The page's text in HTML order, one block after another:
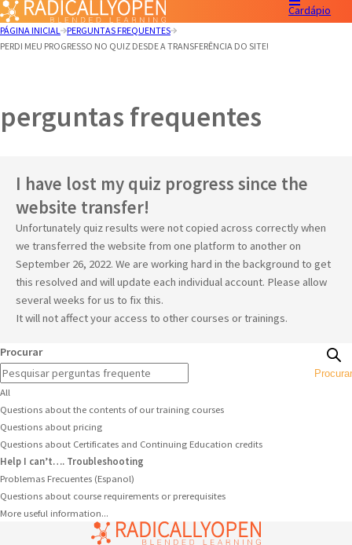
Cardápio
PÁGINA INICIAL PERGUNTAS FREQUENTES
PERDI MEU PROGRESSO NO QUIZ DESDE A TRANSFERÊNCIA DO SITE!
perguntas frequentes
I have lost my quiz progress since the
website transfer!
Unfortunately quiz results were not copied across correctly when
we transferred the website from one platform to another on
September 26, 2022. We are working hard in the background to get
this resolved and will update each individual account. Please allow
several weeks for us to fix this.
It will not affect your access to other courses or trainings.
Procurar
Procurar
All
Questions about the contents of our training courses
Questions about pricing
Questions about Certificates and Continuing Education credits
Help I can’t…. Troubleshooting
Problemas Frecuentes (Espanol)
Questions about course requirements or prerequisites
More useful information...